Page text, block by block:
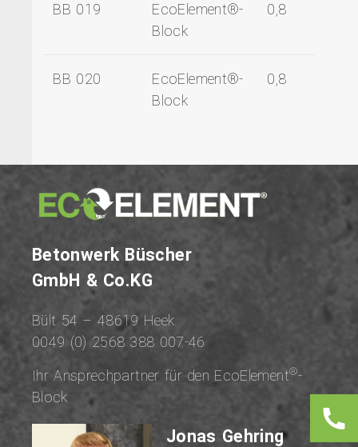
BB 019
EcoElement®-
Block
0,8
BB 020
EcoElement®-
Block
0,8
Be­ton­werk Büscher
GmbH & Co.KG
Bült 54 – 48619 Heek
0049 (0) 2568 388 007-46
Ihr An­sprech­part­ner für den EcoElement®-
Block
Jonas Gehring